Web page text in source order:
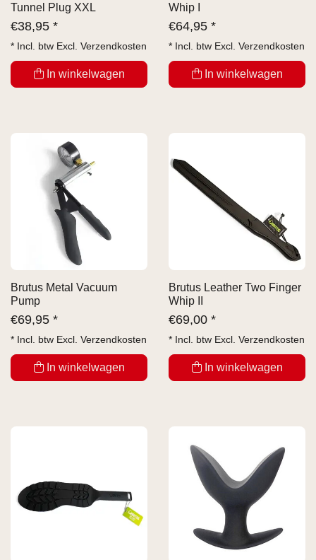
Tunnel Plug XXL
€38,95 *
* Incl. btw Excl. Verzendkosten
In winkelwagen
Whip I
€64,95 *
* Incl. btw Excl. Verzendkosten
In winkelwagen
Brutus Metal Vacuum
Pump
€69,95 *
* Incl. btw Excl. Verzendkosten
In winkelwagen
Brutus Leather Two Finger
Whip II
€69,00 *
* Incl. btw Excl. Verzendkosten
In winkelwagen